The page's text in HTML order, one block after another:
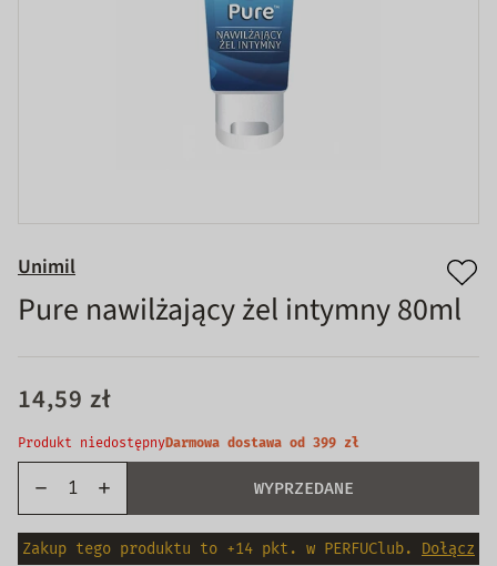
Unimil
Pure nawilżający żel intymny 80ml
14,59 zł
Produkt niedostępnyDarmowa dostawa od 399 zł
WYPRZEDANE
Zakup tego produktu to +14 pkt. w PERFUClub. Dołącz